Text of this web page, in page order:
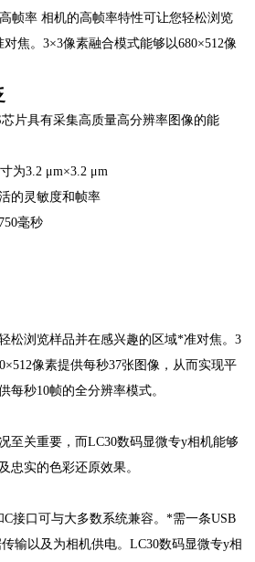
帧率 相机的高帧率特性可让您轻松浏览
焦。3×3像素融合模式能够以680×512像
片具有采集高质量高分辨率图像的能
为3.2 μm×3.2 μm
的灵敏度和帧率
毫秒
松浏览样品并在感兴趣的区域*准对焦。3
像素提供每秒37张图像，从而实现平
每秒10帧的全分辨率模式。
至关重要，而LC30数码显微专y相机能够
忠实的色彩还原效果。
C接口可与大多数系统兼容。*需一条USB
输以及为相机供电。LC30数码显微专y相